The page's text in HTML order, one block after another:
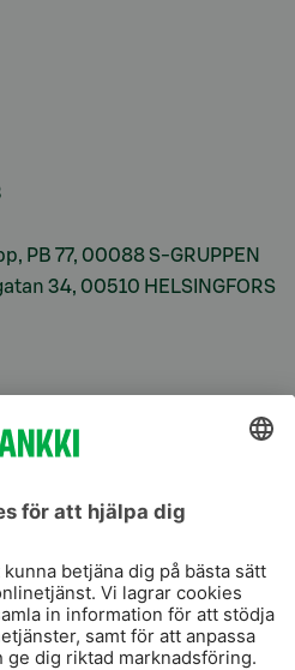
PB 77, 00088 S-GRUPPEN
34, 00510 HELSINGFORS